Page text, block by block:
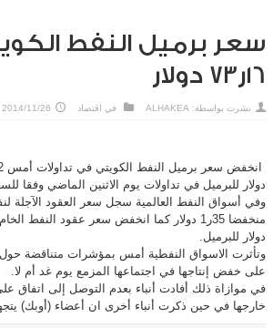
16ر73 دولار
نشرت بواسطة: ALHAKEA في اقتصاد 2014/11/26
دولار للبرميل في تداولات يوم الاثنين الماضي وفقا
دولار للبرميل.
وتأثرت الاسواق النفطية أمس بمؤشرات متناقضة
على خفض إنتاجها في اجتماعها المزمع يوم غد أم لا.
في موازاة ذلك أفادت أنباء بعدم التوصل إلى
خارجها في حين ذكرت أنباء أخرى ان أعضاء (أوبك)